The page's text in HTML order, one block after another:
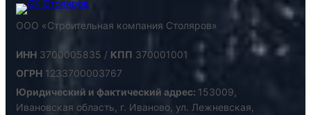
ООО «Строительная компания Столяров»
ИНН 3700005835 / КПП 370001001
ОГРН 1233700003767
Юридический и фактический адрес: 153009,
Ивановская область, г. Иваново, ул. Лежневская,